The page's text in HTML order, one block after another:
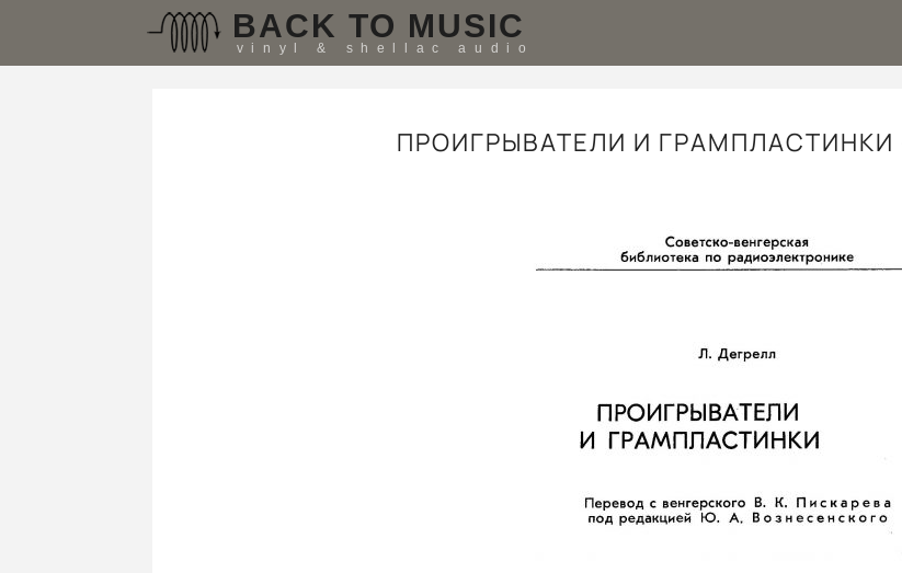
BACK TO MUSIC
vinyl & shellac audio
ПРОИГРЫВАТЕЛИ И ГРАМПЛАСТИНКИ